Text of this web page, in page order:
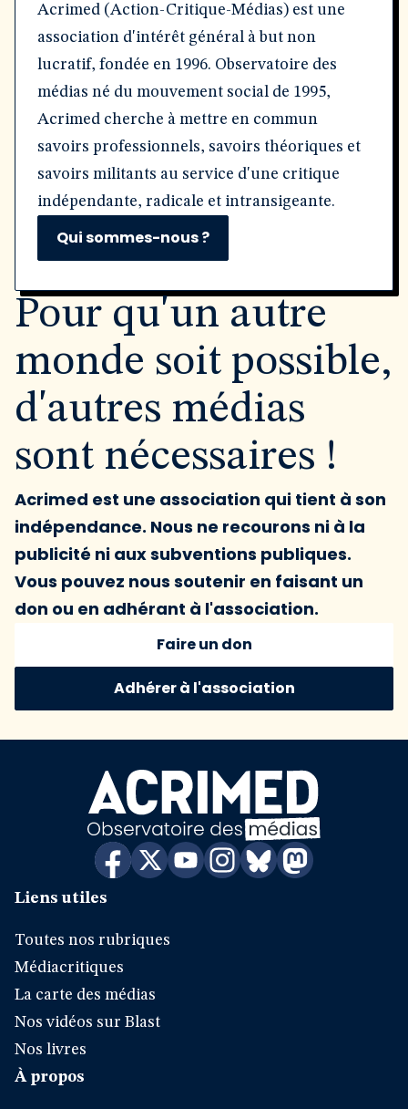
Acrimed (Action-Critique-Médias) est une
association d'intérêt général à but non
lucratif, fondée en 1996. Observatoire des
médias né du mouvement social de 1995,
Acrimed cherche à mettre en commun
savoirs professionnels, savoirs théoriques et
savoirs militants au service d'une critique
indépendante, radicale et intransigeante.
Qui sommes-nous ?
Pour qu'un autre
monde soit possible,
d'autres médias
sont nécessaires !
Acrimed est une association qui tient à son
indépendance. Nous ne recourons ni à la
publicité ni aux subventions publiques.
Vous pouvez nous soutenir en faisant un
don ou en adhérant à l'association.
Faire un don
Adhérer à l'association
Liens utiles
Toutes nos rubriques
Médiacritiques
La carte des médias
Nos vidéos sur Blast
Nos livres
À propos